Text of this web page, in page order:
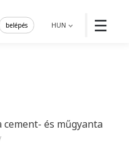
☰
HUN
belépés
cement- és műgyanta